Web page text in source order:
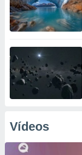
Vídeos